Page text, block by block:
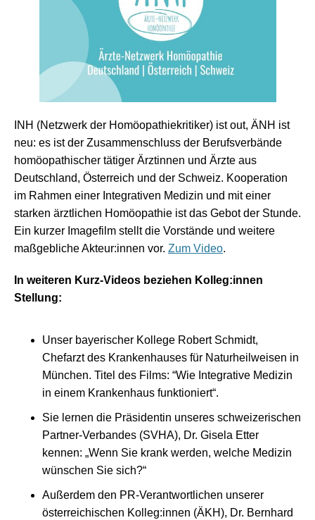
INH (Netzwerk der Homöopathiekritiker) ist out, ÄNH ist
neu: es ist der Zusammenschluss der Berufsverbände
homöopathischer tätiger Ärztinnen und Ärzte aus
Deutschland, Österreich und der Schweiz. Kooperation
im Rahmen einer Integrativen Medizin und mit einer
starken ärztlichen Homöopathie ist das Gebot der Stunde.
Ein kurzer Imagefilm stellt die Vorstände und weitere
maßgebliche Akteur:innen vor. Zum Video.
In weiteren Kurz-Videos beziehen Kolleg:innen
Stellung:
Unser bayerischer Kollege Robert Schmidt,
Chefarzt des Krankenhauses für Naturheilweisen in
München. Titel des Films: “Wie Integrative Medizin
in einem Krankenhaus funktioniert“.
Sie lernen die Präsidentin unseres schweizerischen
Partner-Verbandes (SVHA), Dr. Gisela Etter
kennen: „Wenn Sie krank werden, welche Medizin
wünschen Sie sich?“
Außerdem den PR-Verantwortlichen unserer
österreichischen Kolleg:innen (ÄKH), Dr. Bernhard